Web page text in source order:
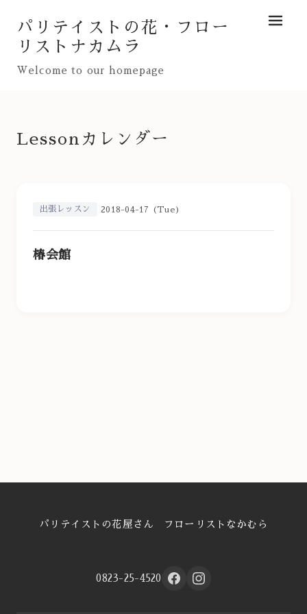
パリテイストの花・フロー
リストナカムラ
Welcome to our homepage
メニュ
Lessonカレンダー
出張レッスン 2018-04-17 (Tue)
椿会館
パリテイストの花屋さん フローリストなかむら
0823-25-4520